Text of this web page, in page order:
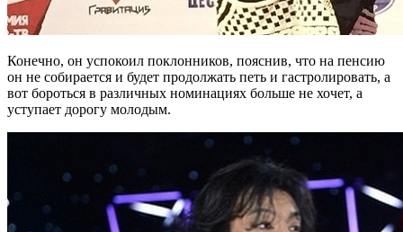
Конечно, он успокоил поклонников, пояснив, что на пенсию
он не собирается и будет продолжать петь и гастролировать, а
вот бороться в различных номинациях больше не хочет, а
уступает дорогу молодым.